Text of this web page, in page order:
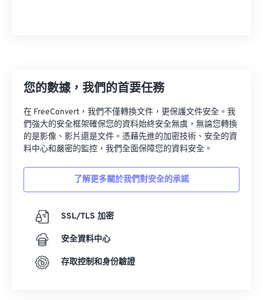
您的數據，我們的首要任務
在 FreeConvert，我們不僅轉換文件，更保護文件安全。我
們強大的安全框架確保您的資料始終安全無虞，無論您轉換
的是影像、影片還是文件。憑藉先進的加密技術、安全的資
料中心和嚴密的監控，我們全面保障您的資料安全。
了解更多關於我們對安全的承諾
SSL/TLS 加密
安全資料中心
存取控制和身份驗證